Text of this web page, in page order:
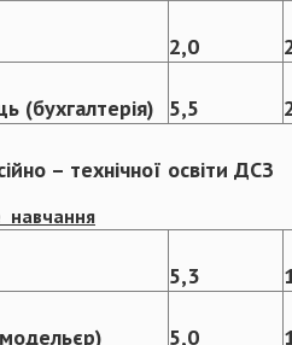
2,0
(бухгалтерія) 5,5
– технічної освіти ДСЗ
навчання
5,3
5,0